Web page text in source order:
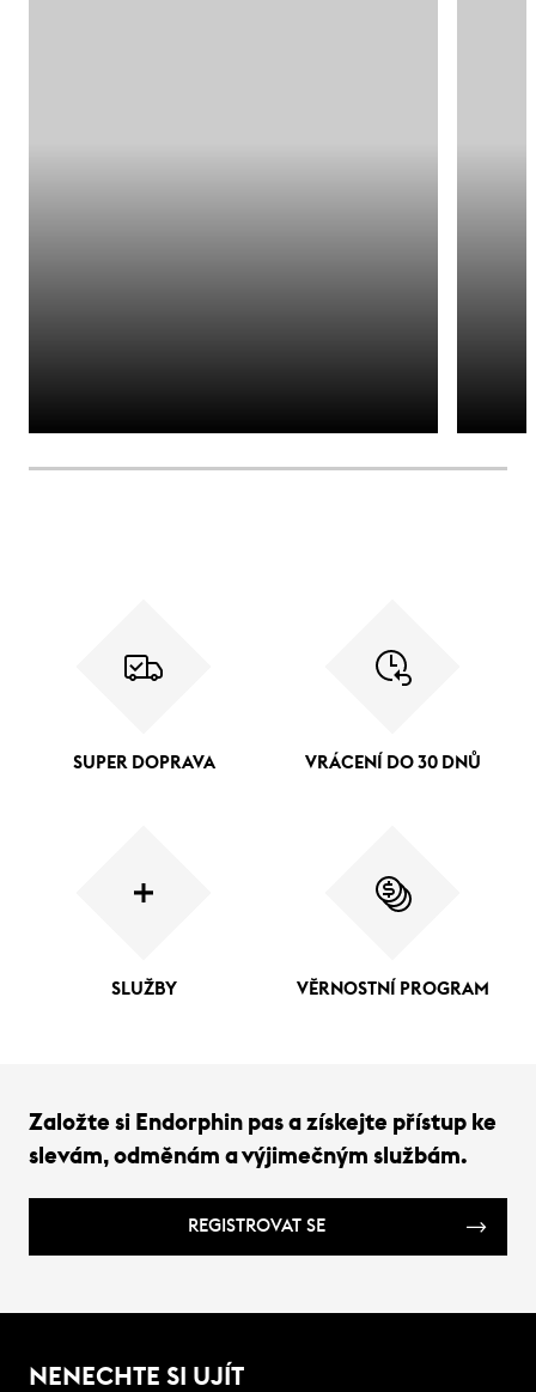
SUPER DOPRAVA VRÁCENÍ DO 30 DNŮ
SLUŽBY VĚRNOSTNÍ PROGRAM
Založte si Endorphin pas a získejte přístup ke
slevám, odměnám a výjimečným službám.
REGISTROVAT SE
NENECHTE SI UJÍT